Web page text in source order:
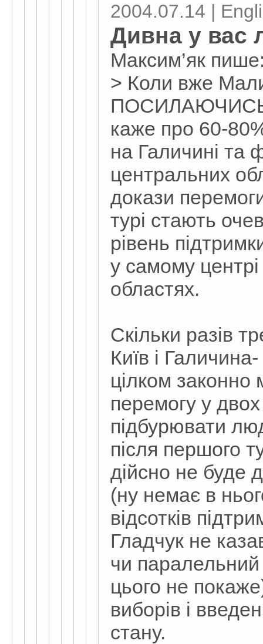
2004.07.14 |
Дивна у вас
Максим’як
> Коли вже
каже про 60-
на Галичині та
центральних
докази
турі стають
рівень
у самому центрі
областях.
Скільки разів
Київ і
цілком
перемогу у
підбурювати
після першого
дійсно не буде
(ну немає в
відсотків
Гладчук не
чи паралельний
цього не
виборів і
стану.